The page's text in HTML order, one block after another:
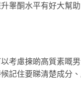
睾酮水平有好大幫
考慮揀啲高質素嘅
記住要睇清楚成分